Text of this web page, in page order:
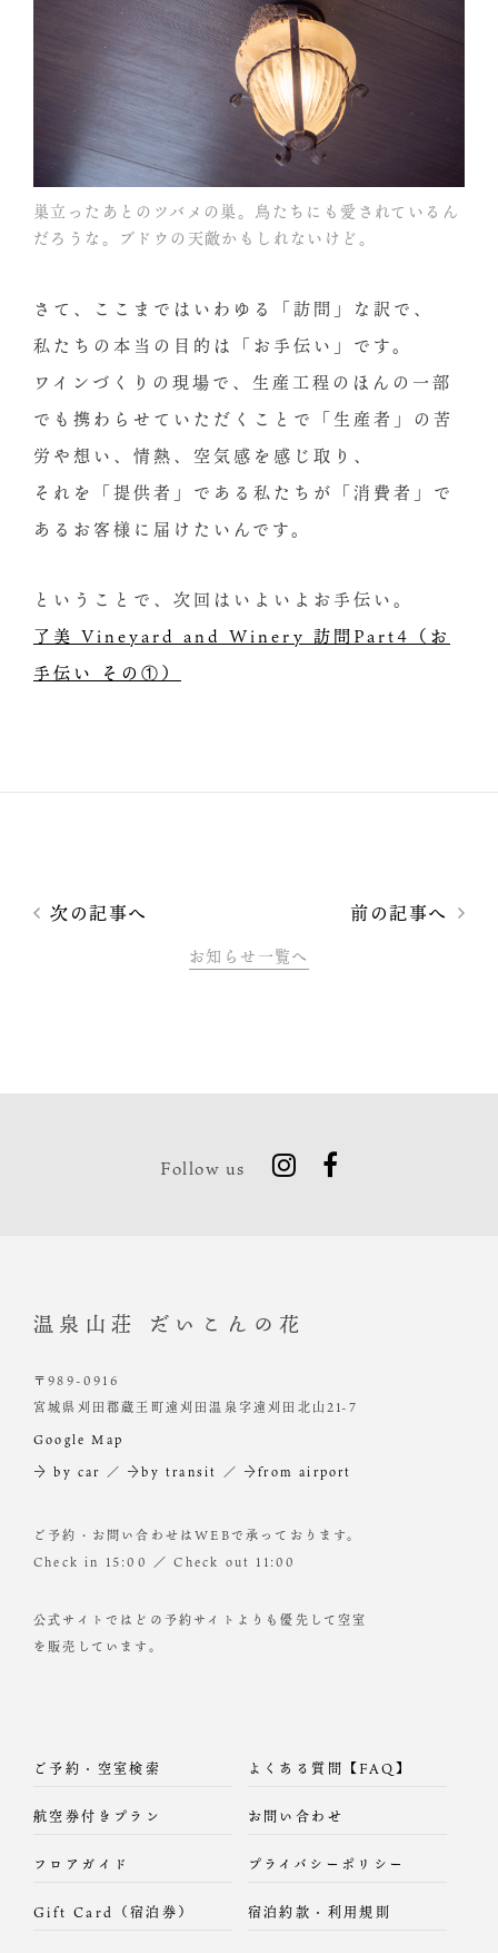
巣立ったあとのツバメの巣。鳥たちにも愛されているん
だろうな。ブドウの天敵かもしれないけど。
さて、ここまではいわゆる「訪問」な訳で、
私たちの本当の目的は「お手伝い」です。
ワインづくりの現場で、生産工程のほんの一部
でも携わらせていただくことで「生産者」の苦
労や想い、情熱、空気感を感じ取り、
それを「提供者」である私たちが「消費者」で
あるお客様に届けたいんです。
ということで、次回はいよいよお手伝い。
了美 Vineyard and Winery 訪問Part4（お
手伝い その①）
次の記事へ
お知らせ一覧へ
前の記事へ
Follow us
温泉山荘 だいこんの花
〒989-0916
宮城県刈田郡蔵王町遠刈田温泉字遠刈田北山21-7
Google Map
→ by car ／ →by transit ／ →from airport
ご予約・お問い合わせはWEBで承っております。
Check in 15:00 ／ Check out 11:00
公式サイトではどの予約サイトよりも優先して空室
を販売しています。
ご予約・空室検索
航空券付きプラン
フロアガイド
Gift Card（宿泊券）
よくある質問【FAQ】
お問い合わせ
プライバシーポリシー
宿泊約款・利用規則